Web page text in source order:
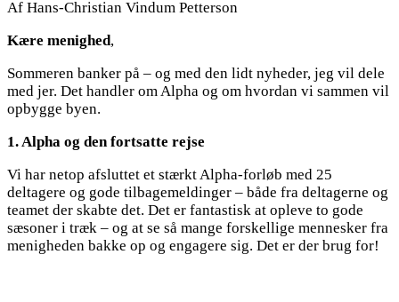
Af Hans-Christian Vindum Petterson
Kære menighed,
Sommeren banker på – og med den lidt nyheder, jeg vil dele
med jer. Det handler om Alpha og om hvordan vi sammen vil
opbygge byen.
1. Alpha og den fortsatte rejse
Vi har netop afsluttet et stærkt Alpha-forløb med 25
deltagere og gode tilbagemeldinger – både fra deltagerne og
teamet der skabte det. Det er fantastisk at opleve to gode
sæsoner i træk – og at se så mange forskellige mennesker fra
menigheden bakke op og engagere sig. Det er der brug for!